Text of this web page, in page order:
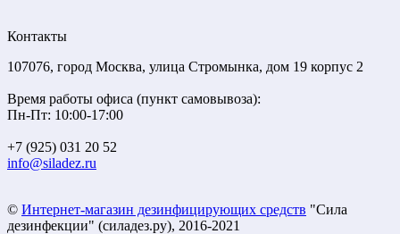
Контакты
107076, город Москва, улица Стромынка, дом 19 корпус 2
Время работы офиса (пункт самовывоза):
Пн-Пт: 10:00-17:00
+7 (925) 031 20 52
info@siladez.ru
© Интернет-магазин дезинфицирующих средств "Сила
дезинфекции" (силадез.ру), 2016-2021